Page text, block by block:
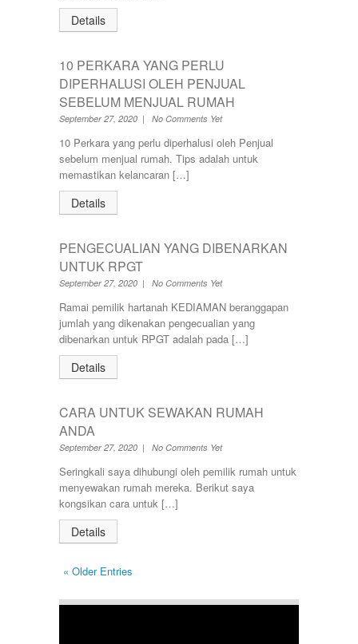
Details
10 PERKARA YANG PERLU
DIPERHALUSI OLEH PENJUAL
SEBELUM MENJUAL RUMAH
September 27, 2020 | No Comments Yet
10 Perkara yang perlu diperhalusi oleh Penjual
sebelum menjual rumah. Tips adalah untuk
memastikan kelancaran […]
Details
PENGECUALIAN YANG DIBENARKAN
UNTUK RPGT
September 27, 2020 | No Comments Yet
Ramai pemilik hartanah KEDIAMAN beranggapan
jumlah yang dikenakan pengecualian yang
dibenarkan untuk RPGT adalah pada […]
Details
CARA UNTUK SEWAKAN RUMAH
ANDA
September 27, 2020 | No Comments Yet
Seringkali saya dihubungi oleh pemilik rumah untuk
menyewakan rumah mereka. Berikut saya
kongsikan cara untuk […]
Details
« Older Entries